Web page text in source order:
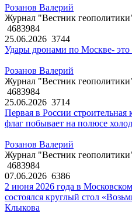
Розанов Валерий
Журнал "Вестник
4683984
25.06.2026 3744
Удары дронами по Москве- это
Розанов Валерий
Журнал "Вестник
4683984
25.06.2026 3714
Первая в России
флаг побывает на полюсе
Розанов Валерий
Журнал "Вестник
4683984
07.06.2026 6386
2 июня 2026 года в
состоялся круглый стол
Клыкова